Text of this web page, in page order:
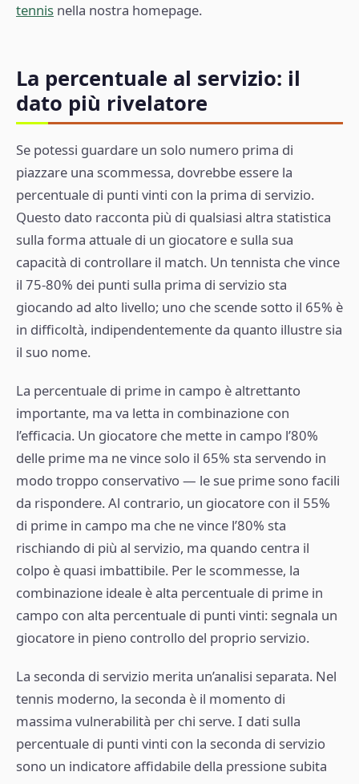
tennis nella nostra homepage.
La percentuale al servizio: il
dato più rivelatore
Se potessi guardare un solo numero prima di
piazzare una scommessa, dovrebbe essere la
percentuale di punti vinti con la prima di servizio.
Questo dato racconta più di qualsiasi altra statistica
sulla forma attuale di un giocatore e sulla sua
capacità di controllare il match. Un tennista che vince
il 75-80% dei punti sulla prima di servizio sta
giocando ad alto livello; uno che scende sotto il 65% è
in difficoltà, indipendentemente da quanto illustre sia
il suo nome.
La percentuale di prime in campo è altrettanto
importante, ma va letta in combinazione con
l’efficacia. Un giocatore che mette in campo l’80%
delle prime ma ne vince solo il 65% sta servendo in
modo troppo conservativo — le sue prime sono facili
da rispondere. Al contrario, un giocatore con il 55%
di prime in campo ma che ne vince l’80% sta
rischiando di più al servizio, ma quando centra il
colpo è quasi imbattibile. Per le scommesse, la
combinazione ideale è alta percentuale di prime in
campo con alta percentuale di punti vinti: segnala un
giocatore in pieno controllo del proprio servizio.
La seconda di servizio merita un’analisi separata. Nel
tennis moderno, la seconda è il momento di
massima vulnerabilità per chi serve. I dati sulla
percentuale di punti vinti con la seconda di servizio
sono un indicatore affidabile della pressione subita